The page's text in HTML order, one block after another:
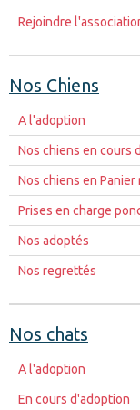
Rejoindre
Nos Chiens
A l'adoption
Nos chiens en cours
Nos chiens en Panier
Prises en charge
Nos adoptés
Nos regrettés
Nos chats
A l'adoption
En cours d'adoption